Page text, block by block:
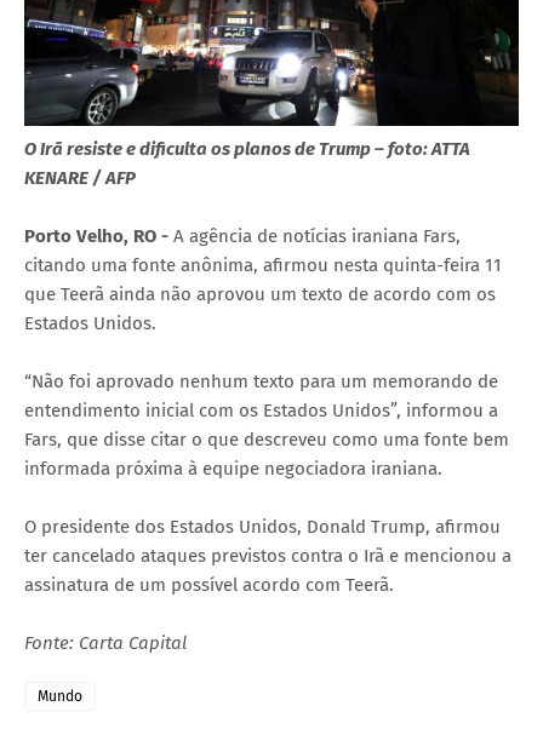
O Irã resiste e dificulta os planos de Trump – foto: ATTA
KENARE / AFP
Porto Velho, RO - A agência de notícias iraniana Fars,
citando uma fonte anônima, afirmou nesta quinta-feira 11
que Teerã ainda não aprovou um texto de acordo com os
Estados Unidos.
“Não foi aprovado nenhum texto para um memorando de
entendimento inicial com os Estados Unidos”, informou a
Fars, que disse citar o que descreveu como uma fonte bem
informada próxima à equipe negociadora iraniana.
O presidente dos Estados Unidos, Donald Trump, afirmou
ter cancelado ataques previstos contra o Irã e mencionou a
assinatura de um possível acordo com Teerã.
Fonte: Carta Capital
Mundo